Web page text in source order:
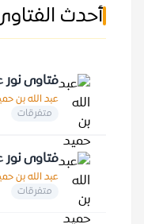
أحدث
فتاوى نور
عبد الله بن
متفرقات
عبد الله بن
متفرقات